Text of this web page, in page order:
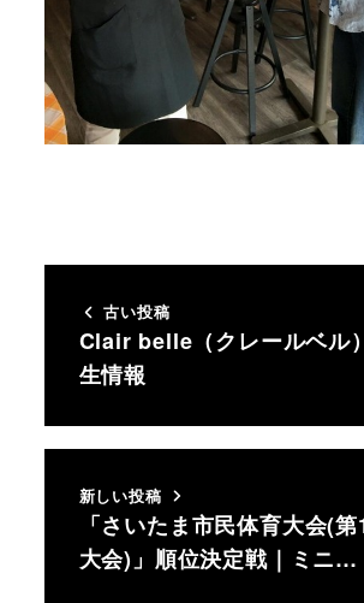
古い投稿
Clair belle（クレールベル
生情報
新しい投稿
「さいたま市民体育大会(
大会)」順位決定戦｜ミニ…